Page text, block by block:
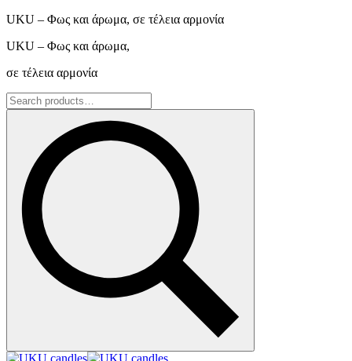
UKU – Φως και άρωμα, σε τέλεια αρμονία
UKU – Φως και άρωμα,
σε τέλεια αρμονία